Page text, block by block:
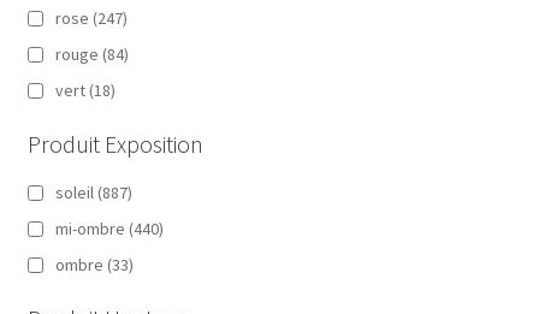
rose (247)
rouge (84)
vert (18)
Produit Exposition
soleil (887)
mi-ombre (440)
ombre (33)